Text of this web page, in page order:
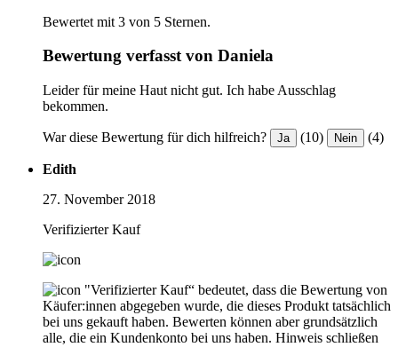
Bewertet mit 3 von 5 Sternen.
Bewertung verfasst von Daniela
Leider für meine Haut nicht gut. Ich habe Ausschlag
bekommen.
War diese Bewertung für dich hilfreich? Ja (10) Nein (4)
Edith
27. November 2018
Verifizierter Kauf
"Verifizierter Kauf“ bedeutet, dass die Bewertung von
Käufer:innen abgegeben wurde, die dieses Produkt tatsächlich
bei uns gekauft haben. Bewerten können aber grundsätzlich
alle, die ein Kundenkonto bei uns haben. Hinweis schließen